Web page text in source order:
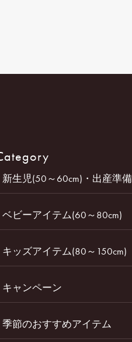
新生児(50～60cm)・出産準
ベビーアイテム(60～80cm)
キッズアイテム(80～150cm)
キャンペーン
季節のおすすめアイテム